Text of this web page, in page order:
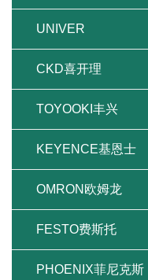
UNIVER
CKD喜开理
TOYOOKI丰兴
KEYENCE基恩士
OMRON欧姆龙
FESTO费斯托
PHOENIX菲尼克斯